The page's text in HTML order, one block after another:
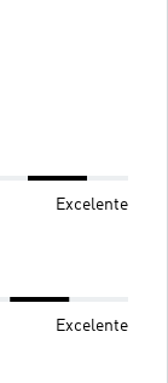
Excelente
Excelente